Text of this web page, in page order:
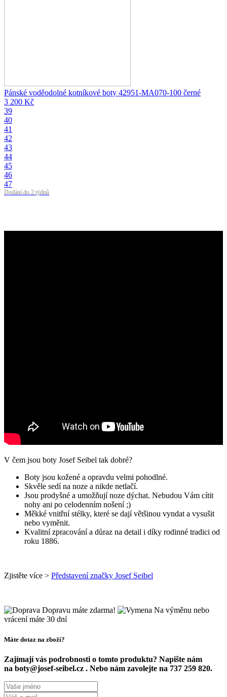
Pánské voděodolné kotníkové boty 42951-MA070-100 černé
3 200 Kč
39
40
41
42
43
44
45
46
47
Dodání do 2 týdnů
V čem jsou boty Josef Seibel tak dobré?
Boty jsou kožené a opravdu velmi pohodlné.
Skvěle sedí na noze a nikde netlačí.
Jsou prodyšné a umožňují noze dýchat. Nebudou Vám cítit
nohy ani po celodenním nošení ;)
Měkké vnitřní stélky, které se dají většinou vyndat a vysušit
nebo vyměnit.
Kvalitní zpracování a důraz na detail i díky rodinné tradici od
roku 1886.
Zjistěte více > Představení značky Josef Seibel
Dopravu máte zdarma!
Na výměnu nebo
vrácení máte 30 dní
Máte dotaz na zboží?
Zajímají vás podrobnosti o tomto produktu? Napište nám
na boty@josef-seibel.cz . Nebo nám zavolejte na 737 259 820.